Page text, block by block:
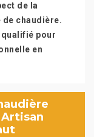
de la
de chaudière.
qualifié pour
en